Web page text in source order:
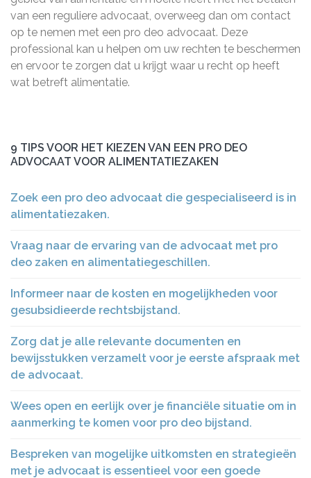
van een reguliere advocaat, overweeg dan om contact
op te nemen met een pro deo advocaat. Deze
professional kan u helpen om uw rechten te beschermen
en ervoor te zorgen dat u krijgt waar u recht op heeft
wat betreft alimentatie.
9 TIPS VOOR HET KIEZEN VAN EEN PRO DEO
ADVOCAAT VOOR ALIMENTATIEZAKEN
Zoek een pro deo advocaat die gespecialiseerd is in
alimentatiezaken.
Vraag naar de ervaring van de advocaat met pro
deo zaken en alimentatiegeschillen.
Informeer naar de kosten en mogelijkheden voor
gesubsidieerde rechtsbijstand.
Zorg dat je alle relevante documenten en
bewijsstukken verzamelt voor je eerste afspraak met
de advocaat.
Wees open en eerlijk over je financiële situatie om in
aanmerking te komen voor pro deo bijstand.
Bespreken van mogelijke uitkomsten en strategieën
met je advocaat is essentieel voor een goede